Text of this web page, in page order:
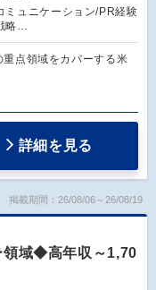
ミュニケーション/PR経験
略…
重点領域をカバーする米
詳細を見る
掲載期間：26/08/06～26/08/19
領域◆高年収～1,70